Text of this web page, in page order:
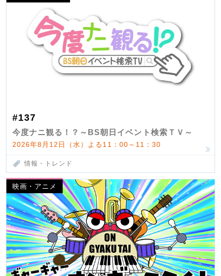
#137
今度ナニ観る！？～BS朝日イベント検索ＴＶ～
2026年8月12日（水）よる11：00～11：30
情報・トレンド
映画・アニメ